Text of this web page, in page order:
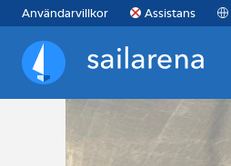
Användarvillkor Assistans
Sailarena